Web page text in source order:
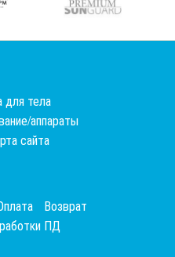
для тела
аппараты
сайта
Возврат
ПД